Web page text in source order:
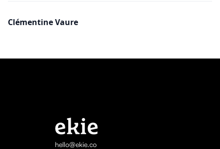
Clémentine Vaure
hello@ekie.co